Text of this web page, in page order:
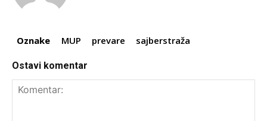
Oznake MUP prevare sajberstraža
Ostavi komentar